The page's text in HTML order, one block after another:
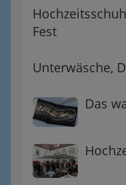
Fest
Unterwäsche,
Das